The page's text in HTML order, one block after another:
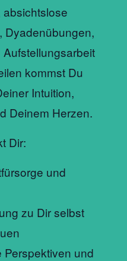
Dyadenübungen,
kommst Du
Intuition,
Deinem Herzen.
Dir:
und
zu Dir selbst
Perspektiven und